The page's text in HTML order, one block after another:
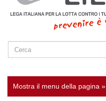
SEARCH
Mostra il menu della pagina »